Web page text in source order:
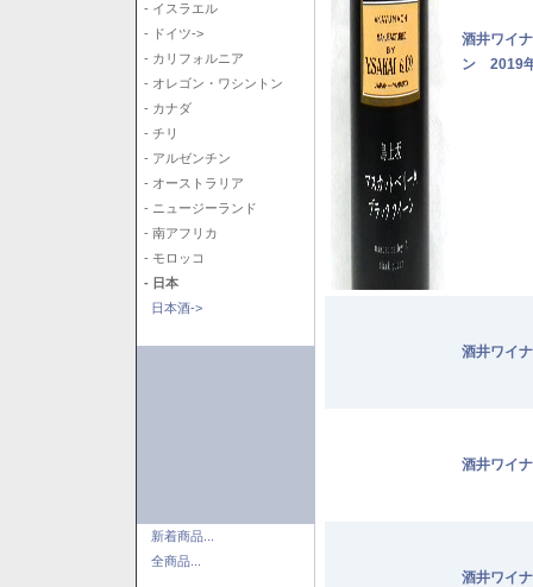
- イスラエル
- ドイツ->
- カリフォルニア
- オレゴン・ワシントン
- カナダ
- チリ
- アルゼンチン
- オーストラリア
- ニュージーランド
- 南アフリカ
- モロッコ
- 日本
日本酒->
新着商品...
全商品...
酒井ワイ
ン 2019
酒井ワイ
酒井ワイ
酒井ワイ